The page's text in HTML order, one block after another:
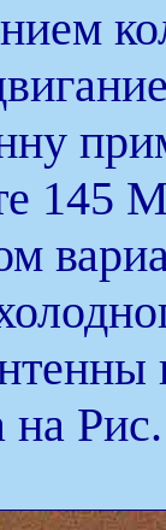
145
на